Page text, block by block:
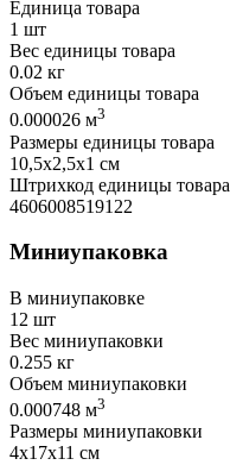
Единица товара
1 шт
Вес единицы товара
0.02 кг
Объем единицы товара
0.000026 м3
Размеры единицы товара
10,5х2,5х1 см
Штрихкод единицы товара
4606008519122
Миниупаковка
В миниупаковке
12 шт
Вес миниупаковки
0.255 кг
Объем миниупаковки
0.000748 м3
Размеры миниупаковки
4х17х11 см